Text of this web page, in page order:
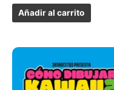
Añadir al carrito